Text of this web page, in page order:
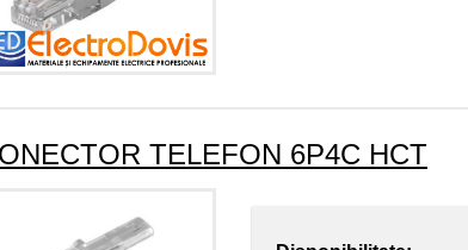
TELEFON 6P4C HCT